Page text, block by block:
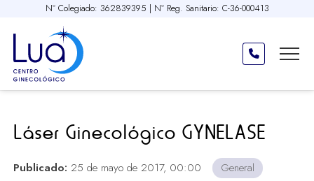
Nº Colegiado: 362839395 | Nº Reg. Sanitario: C-36-000413
Láser Ginecológico GYNELASE
Publicado: 25 de mayo de 2017, 00:00 General